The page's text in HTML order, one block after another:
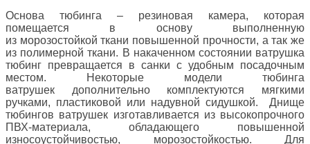
Основа тюбинга – резиновая камера, которая
помещается в основу выполненную
из морозостойкой ткани повышенной прочности, а так же
из полимерной ткани. В накаченном состоянии ватрушка
тюбинг превращается в санки с удобным посадочным
местом. Некоторые модели тюбинга
ватрушек дополнительно комплектуются мягкими
ручками, пластиковой или надувной сидушкой.
Днище
тюбингов ватрушек изготавливается из высокопрочного
ПВХ-материала, обладающего повышенной
износоустойчивостью, морозостойкостью. Для